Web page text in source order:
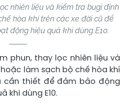
nhiên liệu và kiểm tra bugi định
hòa khí trên các xe đời cũ để
động hiệu quả khi dùng E10.
phun, thay lọc nhiên liệu và
làm sạch bộ chế hòa khí
cần thiết để đảm bảo động
khi dùng E10.